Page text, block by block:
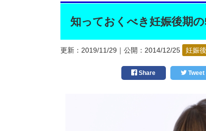
知っておくべき妊娠後期
更新： 2019/11/29 ｜公開： 2014/12/25 妊娠
Share Tweet